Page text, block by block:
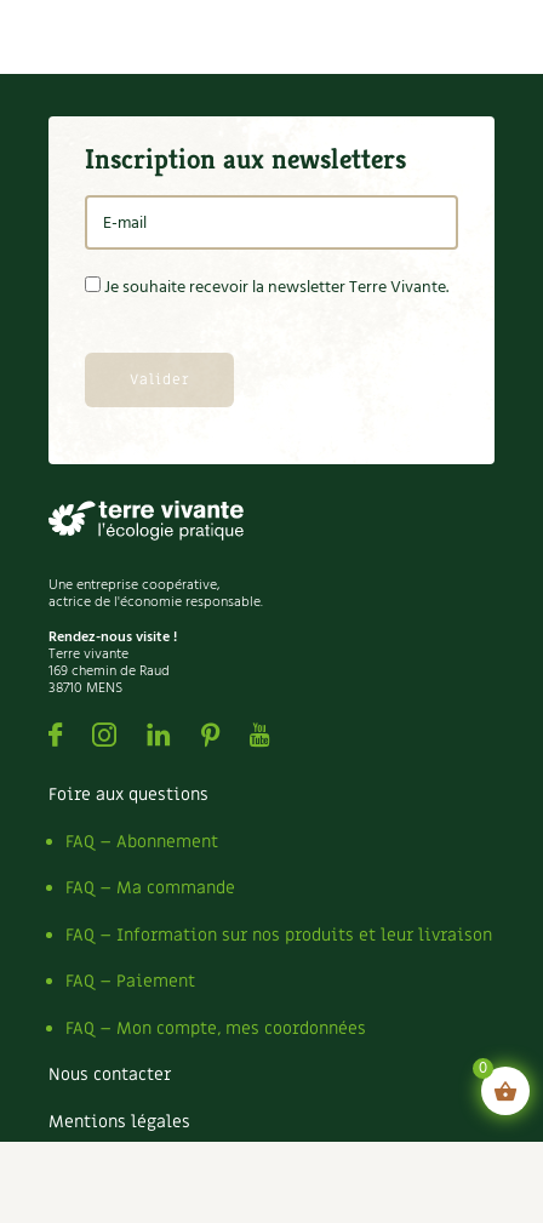
Inscription aux newsletters
Je souhaite recevoir la newsletter Terre Vivante.
Une entreprise coopérative,
actrice de l'économie responsable.
Rendez-nous visite !
Terre vivante
169 chemin de Raud
38710 MENS
FacebookInstagramLinkedin
PinterestYoutube
Foire aux questions
FAQ – Abonnement
FAQ – Ma commande
FAQ – Information sur nos produits et leur livraison
FAQ – Paiement
FAQ – Mon compte, mes coordonnées
Nous contacter
Mentions légales
0